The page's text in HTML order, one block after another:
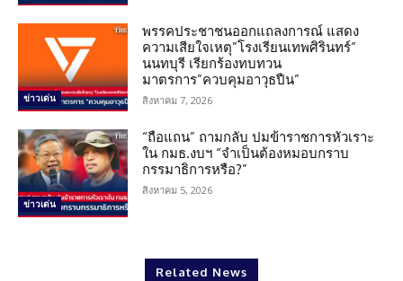
ข่าวเด่น
พรรคประชาชนออกแถลงการณ์ แสดง
ความเสียใจเหตุ”โรงเรียนเทพศิรินทร์”
นนทบุรี เรียกร้องทบทวน
มาตรการ”ควบคุมอาวุธปืน”
สิงหาคม 7, 2026
ข่าวเด่น
“ถือแถน” ถามกลับ ปมข้าราชการหัวเราะ
ใน กมธ.งบฯ “จำเป็นต้องหมอบกราบ
กรรมาธิการหรือ?”
สิงหาคม 5, 2026
Related News